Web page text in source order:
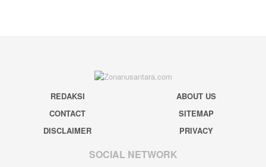
REDAKSI
ABOUT US
CONTACT
SITEMAP
DISCLAIMER
PRIVACY
SOCIAL NETWORK